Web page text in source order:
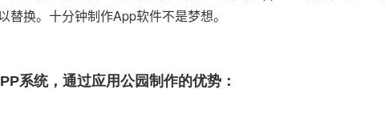
换。十分钟制作App软件不是梦想。
系统，通过应用公园制作的优势：